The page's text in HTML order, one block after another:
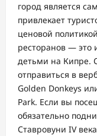
город является
привлекает
ценовой
ресторанов ― это
детьми на Кипре.
отправиться в
Golden Donkeys
Park. Если вы
обязательно
Ставровуни IV